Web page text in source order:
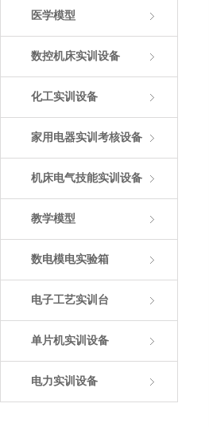
医学模型
数控机床实训设备
化工实训设备
家用电器实训考核设备
机床电气技能实训设备
教学模型
数电模电实验箱
电子工艺实训台
单片机实训设备
电力实训设备